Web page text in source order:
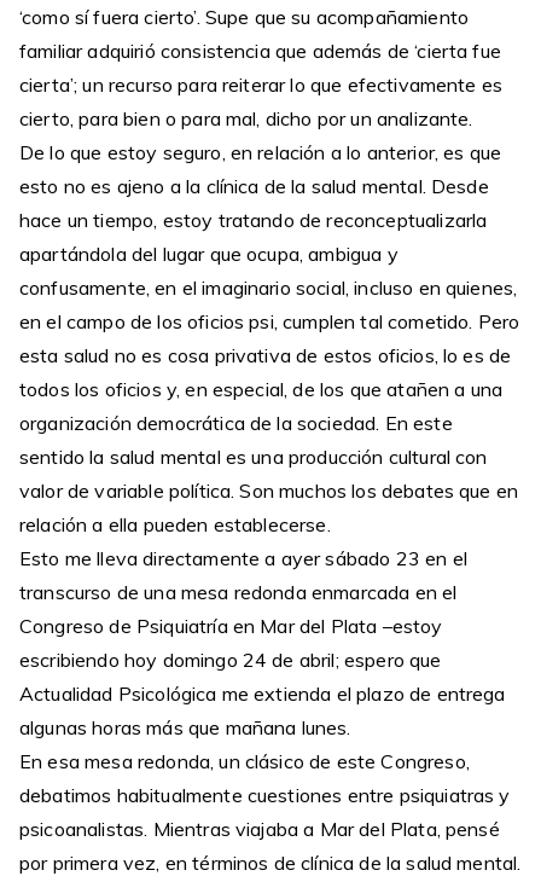
‘como sí fuera cierto’. Supe que su acompañamiento
familiar adquirió consistencia que además de ‘cierta fue
cierta’; un recurso para reiterar lo que efectivamente es
cierto, para bien o para mal, dicho por un analizante.
De lo que estoy seguro, en relación a lo anterior, es que
esto no es ajeno a la clínica de la salud mental. Desde
hace un tiempo, estoy tratando de reconceptualizarla
apartándola del lugar que ocupa, ambigua y
confusamente, en el imaginario social, incluso en quienes,
en el campo de los oficios psi, cumplen tal cometido. Pero
esta salud no es cosa privativa de estos oficios, lo es de
todos los oficios y, en especial, de los que atañen a una
organización democrática de la sociedad. En este
sentido la salud mental es una producción cultural con
valor de variable política. Son muchos los debates que en
relación a ella pueden establecerse.
Esto me lleva directamente a ayer sábado 23 en el
transcurso de una mesa redonda enmarcada en el
Congreso de Psiquiatría en Mar del Plata –estoy
escribiendo hoy domingo 24 de abril; espero que
Actualidad Psicológica me extienda el plazo de entrega
algunas horas más que mañana lunes.
En esa mesa redonda, un clásico de este Congreso,
debatimos habitualmente cuestiones entre psiquiatras y
psicoanalistas. Mientras viajaba a Mar del Plata, pensé
por primera vez, en términos de clínica de la salud mental.